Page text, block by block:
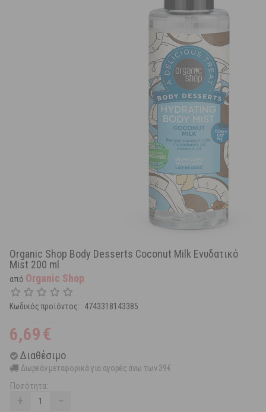
Organic Shop Body Desserts Coconut Milk Ενυδατικό
Mist 200 ml
από Organic Shop
Κωδικός προϊόντος: 4743318143385
6,69€
Διαθέσιμο
Δωρεάν μεταφορικά για αγορές άνω των 39€
Ποσότητα:
+ −